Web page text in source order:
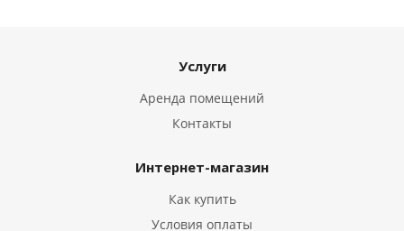
Услуги
Аренда помещений
Контакты
Интернет-магазин
Как купить
Условия оплаты